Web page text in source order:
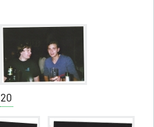
20